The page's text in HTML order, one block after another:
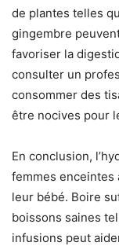
de plantes telles
gingembre
favoriser la
consulter un
consommer des
être nocives pour
En conclusion,
femmes enceintes
leur bébé. Boire
boissons saines
infusions peut